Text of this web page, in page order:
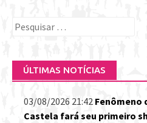
Pesquisar
ÚLTIMAS NOTÍCIAS
03/08/2026 21:42 Fenômeno
Castela fará seu primeiro